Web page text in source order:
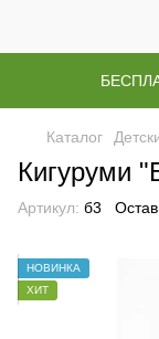
Каталог
Кигуруми
Артикул: б3
НОВИНКА
ХИТ